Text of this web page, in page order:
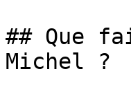
## Que
Michel ?